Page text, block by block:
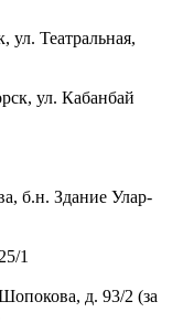
ул. Театральная,
ул. Кабанбай
б.н. Здание Улар-
1
д. 93/2 (за